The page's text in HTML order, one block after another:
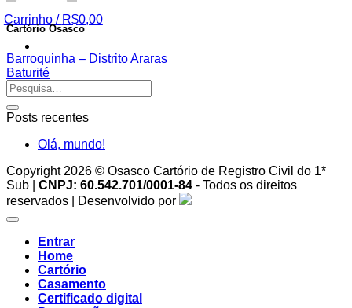
Carrinho / R$0,00
Cartório Osasco
Barroquinha – Distrito Araras
Baturité
Posts recentes
Olá, mundo!
Copyright 2026 © Osasco Cartório de Registro Civil do 1*
Sub | CNPJ: 60.542.701/0001-84 - Todos os direitos
reservados | Desenvolvido por
Entrar
Home
Cartório
Casamento
Certificado digital